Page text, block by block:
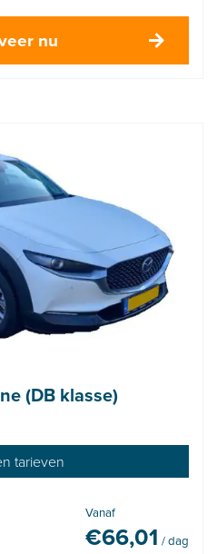
nu
(DB klasse)
tarieven
Vanaf
€66,01 / dag